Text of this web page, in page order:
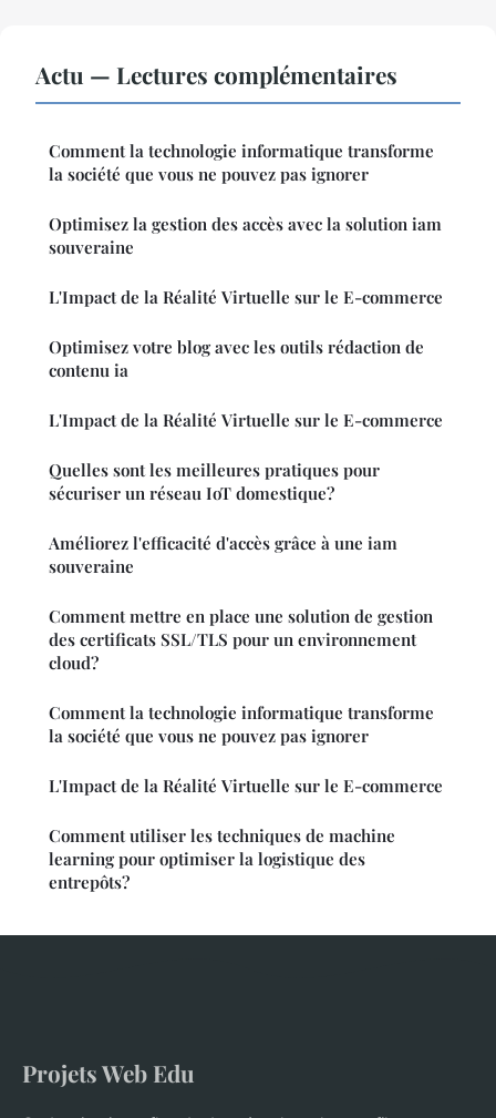
Actu — Lectures complémentaires
Comment la technologie informatique transforme
la société que vous ne pouvez pas ignorer
Optimisez la gestion des accès avec la solution iam
souveraine
L'Impact de la Réalité Virtuelle sur le E-commerce
Optimisez votre blog avec les outils rédaction de
contenu ia
L'Impact de la Réalité Virtuelle sur le E-commerce
Quelles sont les meilleures pratiques pour
sécuriser un réseau IoT domestique?
Améliorez l'efficacité d'accès grâce à une iam
souveraine
Comment mettre en place une solution de gestion
des certificats SSL/TLS pour un environnement
cloud?
Comment la technologie informatique transforme
la société que vous ne pouvez pas ignorer
L'Impact de la Réalité Virtuelle sur le E-commerce
Comment utiliser les techniques de machine
learning pour optimiser la logistique des
entrepôts?
Projets Web Edu